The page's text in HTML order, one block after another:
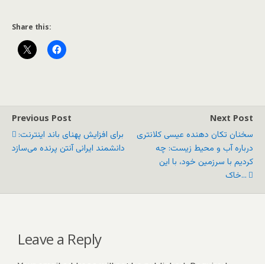
Share this:
Previous Post
برای افزایش پهنای باند اینترنت:
دانشمند ایرانی آنتن پرنده می‌سازد
Next Post
سخنان تکان دهنده عیسی کلانتری
درباره آب و محیط زیست: چه
کردیم با سرزمین خود، با این
خاک...
Leave a Reply